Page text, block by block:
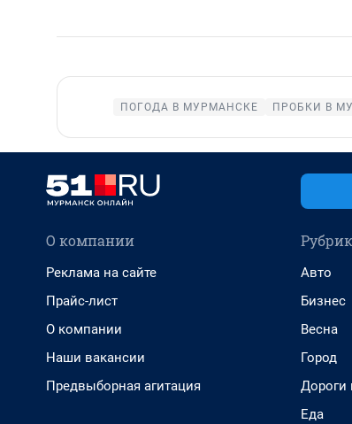
ПОГОДА В МУРМАНСКЕ ПРОБКИ В
О компании
Реклама на сайте
Прайс-лист
О компании
Наши вакансии
Предвыборная агитация
Авто
Бизнес
Весна
Город
Дороги
Еда